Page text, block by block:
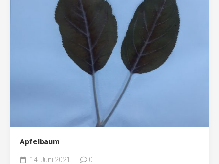
Apfelbaum
14. Juni 2021 0